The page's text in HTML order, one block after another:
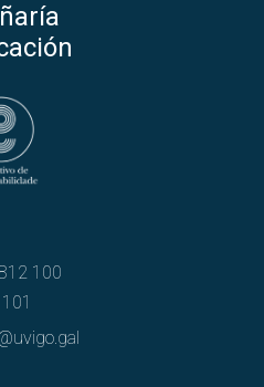
interest of ETDM
100